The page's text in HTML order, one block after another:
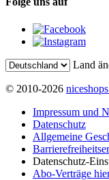
Land
© 2010-2026
Impressum und
Datenschutz
Allgemeine
Datenschutz-
Abo-Verträge